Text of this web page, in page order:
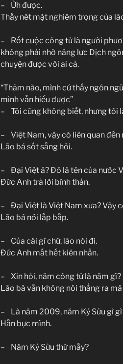
– Ừh được.
Thấy nét mặt nghiêm trọng của
– Rốt cuộc công tử là người
không phải nhờ năng lực Dịch
chuyện được với ai cả.
“Thảm nào, mình cứ thấy ngôn
mình vẫn hiểu được”
– Tôi cũng không biết, nhưng tôi
– Việt Nam, vậy có liên quan
Lão bá sốt sắng hỏi.
– Đại Việt á? Đó là tên của nước
Đức Anh trả lời bình thản.
– Đại Việt là Việt Nam xưa? Vậy
Lão bá nói lắp bắp.
– Của cái gì chứ, lão nói đi.
Đức Anh mất hết kiên nhẫn.
– Xin hỏi, năm công tử là năm gì?
Lão bá vẫn không nói thẳng ra
– Là năm 2009, năm Kỷ Sửu gì gì
Hắn bực mình.
– Năm Kỷ Sửu thứ mấy?